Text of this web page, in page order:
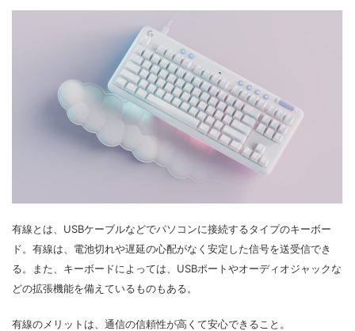
有線とは、USBケーブルなどでパソコンに接続するタイプのキーボー
ド。有線は、電池切れや遅延の心配がなく安定した信号を送受信でき
る。また、キーボードによっては、USBポートやオーディオジャックな
どの拡張機能を備えているものもある。
有線のメリットは、通信の信頼性が高くて安心できること。